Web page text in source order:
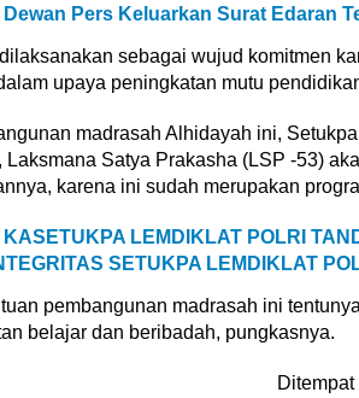
Dewan Pers Keluarkan Surat Edaran
sebagai wujud komitmen
upaya peningkatan mutu
madrasah Alhidayah ini,
Laksmana Satya Prakasha (LSP -53)
karena ini sudah merupakan
KASETUKPA LEMDIKLAT POLRI
SETUKPA LEMDIKLAT
pembangunan madrasah ini
belajar dan beribadah, pungkasnya.